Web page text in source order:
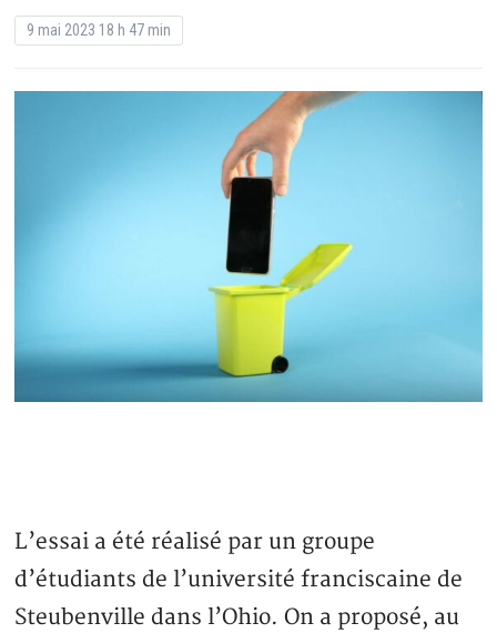
9 mai 2023 18 h 47 min
L’essai a été réalisé par un groupe
d’étudiants de l’université franciscaine de
Steubenville dans l’Ohio. On a proposé, au